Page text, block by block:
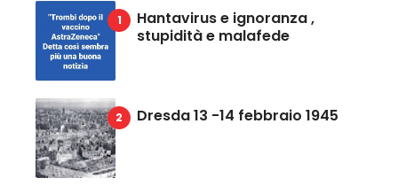
Hantavirus e ignoranza ,
stupidità e malafede
Dresda 13 -14 febbraio 1945